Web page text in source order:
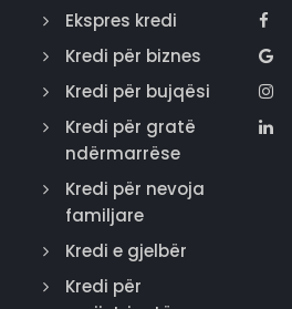
Ekspres kredi
Kredi për biznes
Kredi për bujqësi
Kredi për gratë
ndërmarrëse
Kredi për nevoja
familjare
Kredi e gjelbër
Kredi për